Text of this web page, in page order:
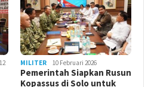
12
MILITER 10 Februari 2026
Pemerintah Siapkan Rusun
Kopassus di Solo untuk